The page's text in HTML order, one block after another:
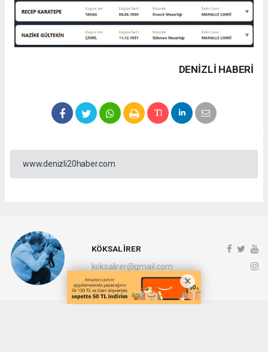
DENIZLI HABERİ
www.denizli20haber.com
KÖKSAL İRER
koksalirer@gmail.com